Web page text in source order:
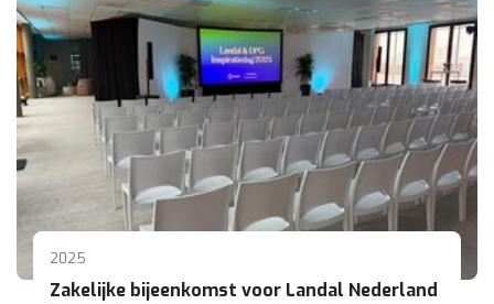
2025
Zakelijke bijeenkomst voor Landal Nederland